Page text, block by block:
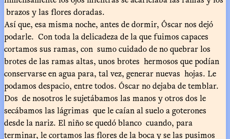
brazos y las flores doradas.
Así que, esa misma noche, antes de dormir, Óscar nos dejó
podarle. Con toda la delicadeza de la que fuimos capaces
cortamos sus ramas, con sumo cuidado de no quebrar los
brotes de las ramas altas, unos brotes hermosos que podían
conservarse en agua para, tal vez, generar nuevas hojas. Le
podamos despacio, entre todos. Óscar no dejaba de temblar.
Dos de nosotros le sujetábamos las manos y otros dos le
secábamos las lágrimas que le caían al suelo a goterones
desde la nariz. El niño se quedó blanco cuando, para
terminar, le cortamos las flores de la boca y se las pusimos